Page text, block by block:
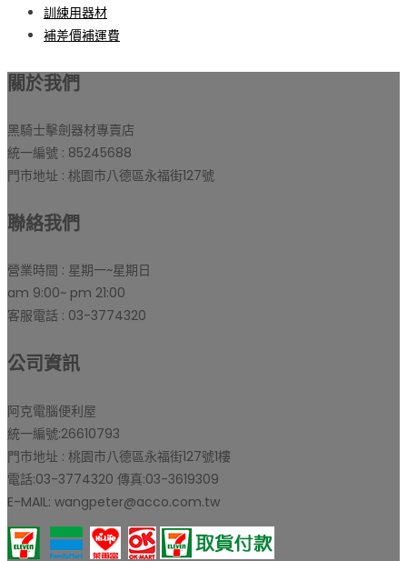
訓練用器材
補差價補運費
關於我們
黑騎士擊劍器材專賣店
統一編號 : 85245688
門市地址 : 桃園市八德區永福街127號
聯絡我們
營業時間 : 星期一~星期日
am 9:00~ pm 21:00
客服電話 : 03-3774320
公司資訊
阿克電腦便利屋
統一編號:26610793
門市地址 : 桃園市八德區永福街127號1樓
電話:03-3774320 傳真:03-3619309
E-MAIL: wangpeter@acco.com.tw